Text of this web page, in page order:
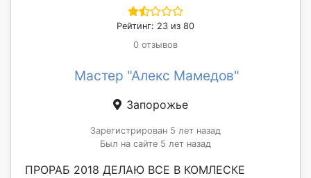
Рейтинг: 23 из 80
0 отзывов
Мастер "Алекс Мамедов"
Запорожье
Зарегистрирован 5 лет назад
Был на сайте 5 лет назад
ПРОРАБ 2018 ДЕЛАЮ ВСЕ В КОМЛЕСКЕ